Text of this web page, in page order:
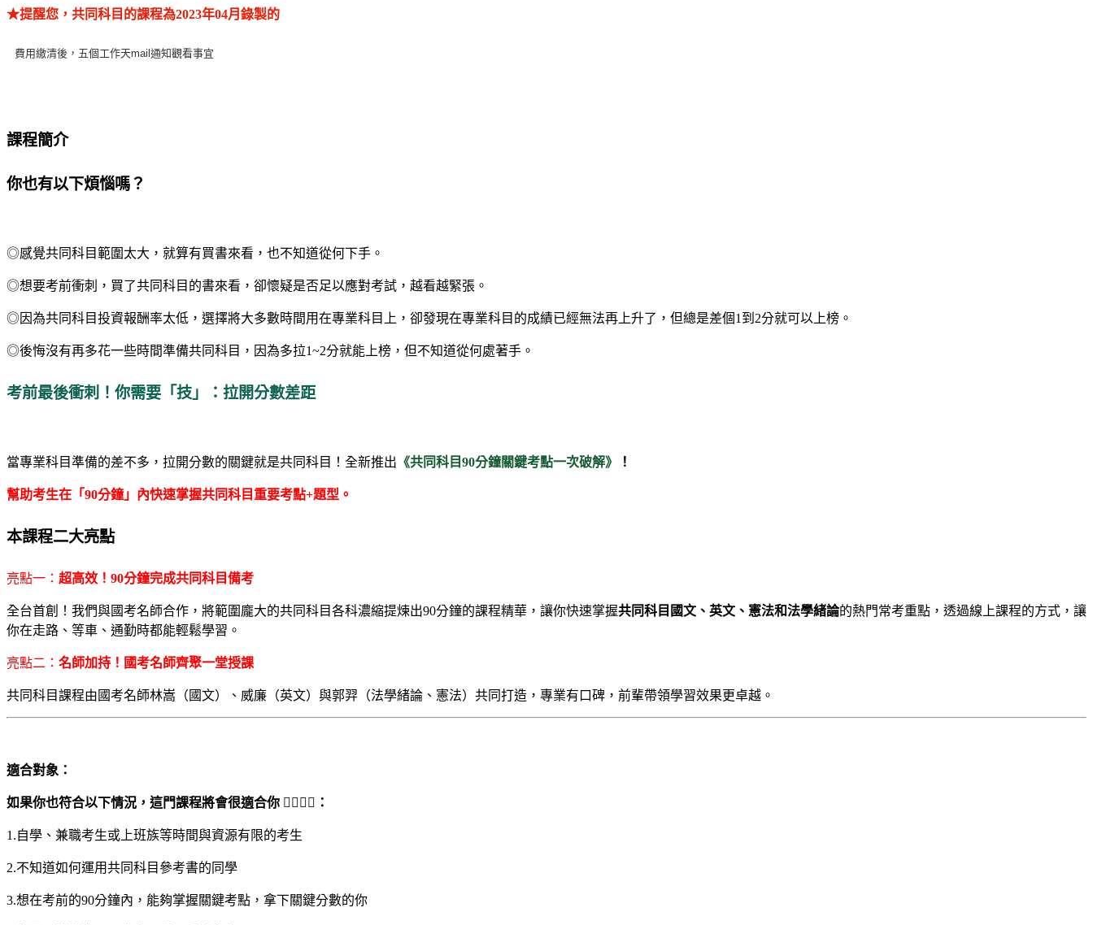
★提醒您，共同科目的課程為2023年04月錄製的
費用繳清後，五個工作天mail通知觀看事宜
課程簡介
你也有以下煩惱嗎？
◎感覺共同科目範圍太大，就算有買書來看，也不知道從何下手。
◎想要考前衝刺，買了共同科目的書來看，卻懷疑是否足以應對考試，越看越緊張。
◎因為共同科目投資報酬率太低，選擇將大多數時間用在專業科目上，卻發現在專業科目的成績已經無法再上升了，但總是差個1到2分就可以上榜。
◎後悔沒有再多花一些時間準備共同科目，因為多拉1~2分就能上榜，但不知道從何處著手。
考前最後衝刺！你需要「技」：拉開分數差距
當專業科目準備的差不多，拉開分數的關鍵就是共同科目！全新推出 《共同科目90分鐘關鍵考點一次破解》 ！
幫助考生在「90分鐘」內快速掌握共同科目重要考點+題型。
本課程二大亮點
亮點一： 超高效！90分鐘完成共同科目備考
全台首創！我們與國考名師合作，將範圍龐大的共同科目各科濃縮提煉出90分鐘的課程精華，讓你快速掌握共同科目國文、英文、憲法和法學緒論的熱門常考重點，透過線上課程的方式，讓
你在走路、等車、通勤時都能輕鬆學習。
亮點二： 名師加持！國考名師齊聚一堂授課
共同科目課程由國考名師林嵩（國文）、威廉（英文）與郭羿（法學緒論、憲法）共同打造，專業有口碑，前輩帶領學習效果更卓越。
適合對象：
如果你也符合以下情況，這門課程將會很適合你 🙋‍♀️🙋‍♂️：
1.自學、兼職考生或上班族等時間與資源有限的考生
2.不知道如何運用共同科目參考書的同學
3.想在考前的90分鐘內，能夠掌握關鍵考點，拿下關鍵分數的你